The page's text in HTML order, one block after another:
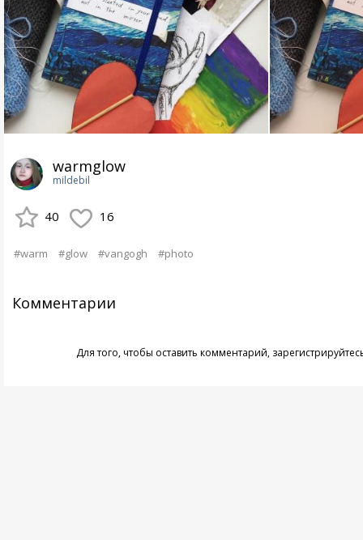
warmglow
mildebil
40 16
#warm #glow #vangogh #photo
Комментарии
Для того, чтобы оставить комментарий,